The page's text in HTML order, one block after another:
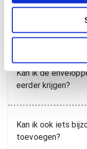
Kan ik een
krijgen?
Kan ik de
eerder krijgen?
Kan ik ook iets
toevoegen?